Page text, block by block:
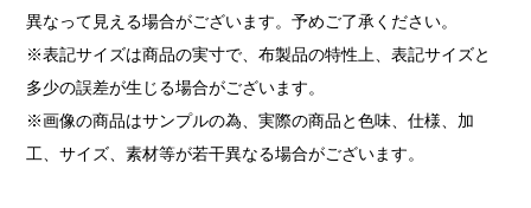
異なって見える場合がございます。予めご了承ください。
※表記サイズは商品の実寸で、布製品の特性上、表記サイズと
多少の誤差が生じる場合がございます。
※画像の商品はサンプルの為、実際の商品と色味、仕様、加
工、サイズ、素材等が若干異なる場合がございます。